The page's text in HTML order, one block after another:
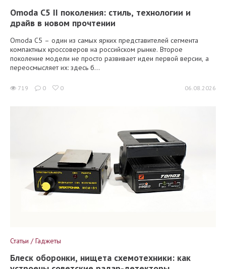
Omoda C5 II поколения: стиль, технологии и
драйв в новом прочтении
Omoda C5 – один из самых ярких представителей сегмента
компактных кроссоверов на российском рынке. Второе
поколение модели не просто развивает идеи первой версии, а
переосмысляет их: здесь б...
719 0 0 06.08.2026
Статьи / Гаджеты
Блеск оборонки, нищета схемотехники: как